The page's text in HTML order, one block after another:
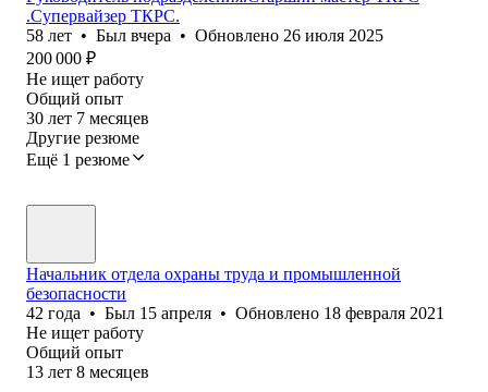
.Супервайзер ТКРС.
58 лет • Был вчера • Обновлено 26 июля 2025
200 000 ₽
Не ищет работу
Общий опыт
30 лет 7 месяцев
Другие резюме
Ещё 1 резюме
Начальник отдела охраны труда и промышленной
безопасности
42 года • Был 15 апреля • Обновлено 18 февраля 2021
Не ищет работу
Общий опыт
13 лет 8 месяцев